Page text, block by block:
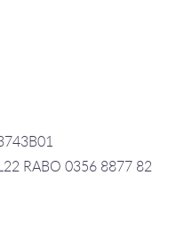
RABO 0356 8877 82